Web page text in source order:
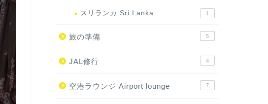
スリランカ Sri Lanka 1
旅の準備 5
JAL修行 4
空港ラウンジ Airport lounge 7